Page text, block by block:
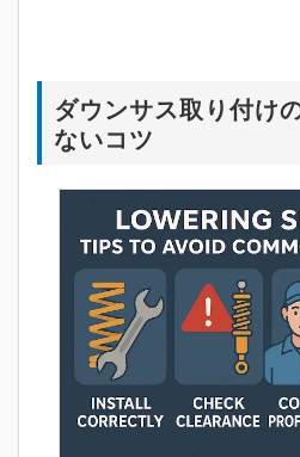
ダウンサス取り付け
ないコツ